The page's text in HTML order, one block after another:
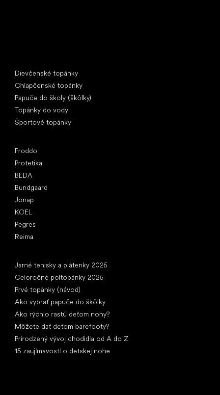
Dievčenské topánky
Chlapčenské topánky
Papuče do školy (škôlky)
Topánky do vody
Športové topánky
Froddo
Protetika
BEDA
Bundgaard
Jonap
KOEL
Pegres
Reima
Jarné tenisky a plátenky 2025
Celoročné poltopánky 2025
Prvé topánky (návod)
Ako vybrať papuče do škôlky
Ako rýchlo rastú deťom nohy?
Môžete dať deťom barefooty?
Prirodzený vývoj chodidla od A do Z
15 zaujímavostí o detskej nohe